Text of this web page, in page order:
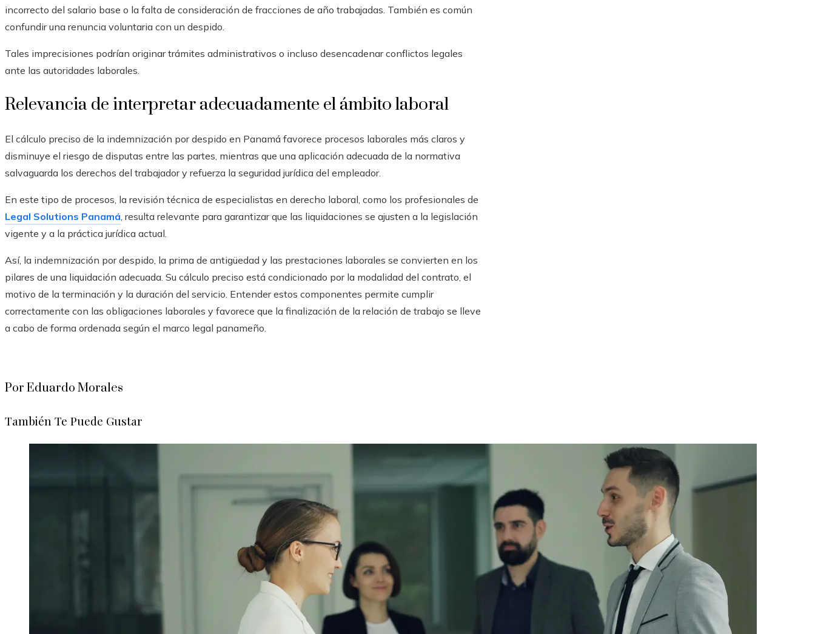
incorrecto del salario base o la falta de consideración de fracciones de año trabajadas. También es común
confundir una renuncia voluntaria con un despido.
Tales imprecisiones podrían originar trámites administrativos o incluso desencadenar conflictos legales
ante las autoridades laborales.
Relevancia de interpretar adecuadamente el ámbito laboral
El cálculo preciso de la indemnización por despido en Panamá favorece procesos laborales más claros y
disminuye el riesgo de disputas entre las partes, mientras que una aplicación adecuada de la normativa
salvaguarda los derechos del trabajador y refuerza la seguridad jurídica del empleador.
En este tipo de procesos, la revisión técnica de especialistas en derecho laboral, como los profesionales de
Legal Solutions Panamá, resulta relevante para garantizar que las liquidaciones se ajusten a la legislación
vigente y a la práctica jurídica actual.
Así, la indemnización por despido, la prima de antigüedad y las prestaciones laborales se convierten en los
pilares de una liquidación adecuada. Su cálculo preciso está condicionado por la modalidad del contrato, el
motivo de la terminación y la duración del servicio. Entender estos componentes permite cumplir
correctamente con las obligaciones laborales y favorece que la finalización de la relación de trabajo se lleve
a cabo de forma ordenada según el marco legal panameño.
Por Eduardo Morales
También Te Puede Gustar